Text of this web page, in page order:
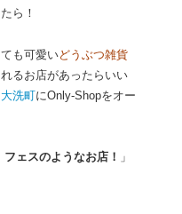
ら！
も可愛いどうぶつ雑貨
るお店があったらいい
大洗町にOnly-Shopをオー
ェスのようなお店！ 」